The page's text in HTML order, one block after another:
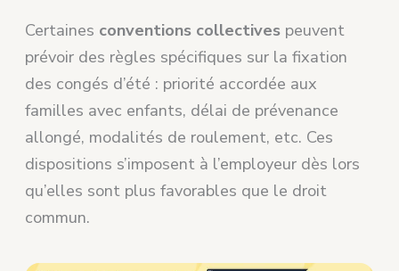
Certaines conventions collectives peuvent
prévoir des règles spécifiques sur la fixation
des congés d’été : priorité accordée aux
familles avec enfants, délai de prévenance
allongé, modalités de roulement, etc. Ces
dispositions s’imposent à l’employeur dès lors
qu’elles sont plus favorables que le droit
commun.